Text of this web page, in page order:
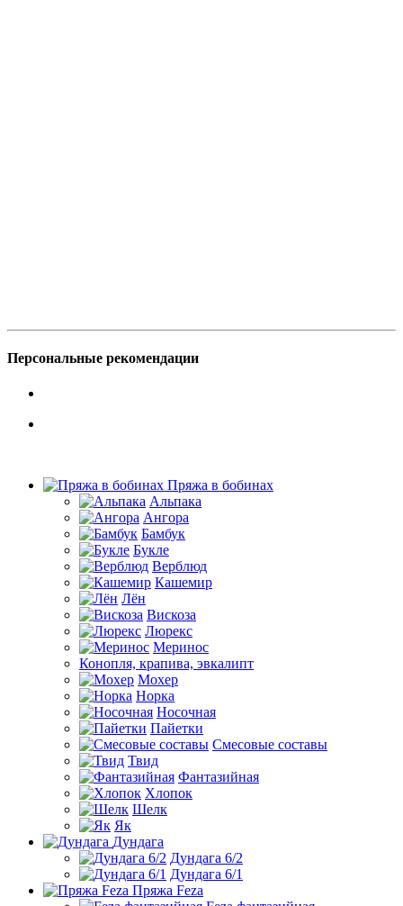
Персональные рекомендации
Пряжа в бобинах
Альпака
Ангора
Бамбук
Букле
Верблюд
Кашемир
Лён
Вискоза
Люрекс
Меринос
Конопля, крапива, эвкалипт
Мохер
Норка
Носочная
Пайетки
Смесовые составы
Твид
Фантазийная
Хлопок
Шелк
Як
Дундага
Дундага 6/2
Дундага 6/1
Пряжа Feza